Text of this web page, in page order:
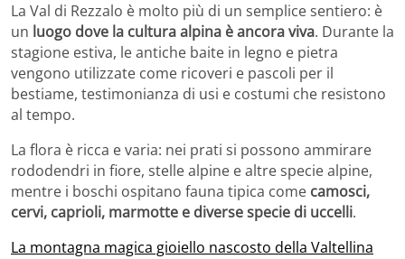
La Val di Rezzalo è molto più di un semplice sentiero: è
un luogo dove la cultura alpina è ancora viva. Durante la
stagione estiva, le antiche baite in legno e pietra
vengono utilizzate come ricoveri e pascoli per il
bestiame, testimonianza di usi e costumi che resistono
al tempo.
La flora è ricca e varia: nei prati si possono ammirare
rododendri in fiore, stelle alpine e altre specie alpine,
mentre i boschi ospitano fauna tipica come camosci,
cervi, caprioli, marmotte e diverse specie di uccelli.
La montagna magica gioiello nascosto della Valtellina